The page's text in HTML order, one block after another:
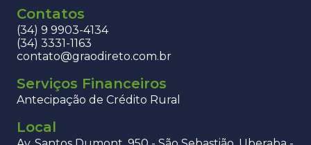
Contatos
(34) 9 9903-4134
(34) 3331-1163
contato@graodireto.com.br
Serviços Financeiros
Antecipação de Crédito Rural
Local